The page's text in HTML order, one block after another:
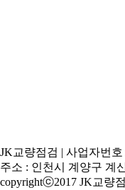
JK교량점검 | 사업자번호
주소 : 인천시 계양구 계
copyrightⓒ2017 JK교량점